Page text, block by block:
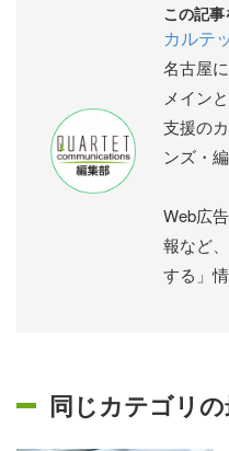
この記
カルテ
名古屋
メイン
支援の
ンズ・
Web広
報など
する」
同じカテゴリ